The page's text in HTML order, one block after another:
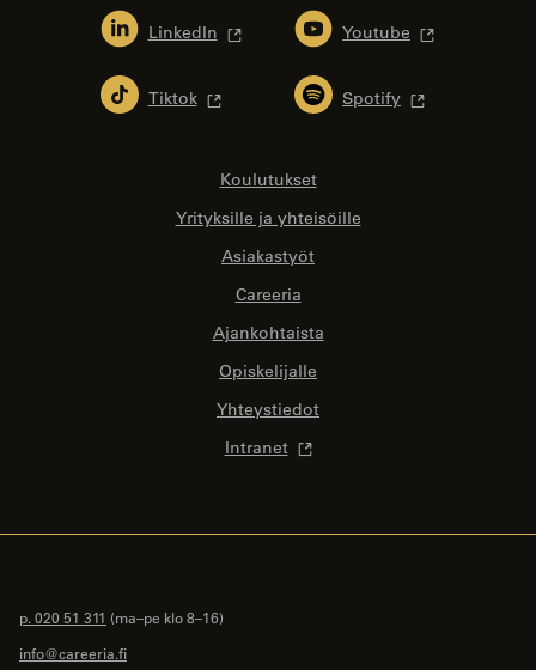
LinkedIn Youtube
Tiktok Spotify
Koulutukset
Yrityksille ja yhteisöille
Asiakastyöt
Careeria
Ajankohtaista
Opiskelijalle
Yhteystiedot
Intranet
p. 020 51 311 (ma–pe klo 8–16)
info@careeria.fi